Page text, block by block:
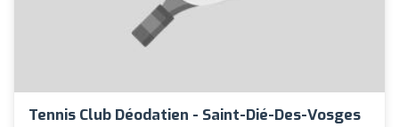
Tennis Club Déodatien - Saint-Dié-Des-Vosges